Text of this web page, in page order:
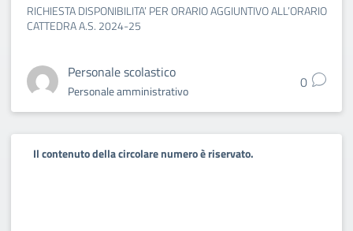
RICHIESTA DISPONIBILITA’ PER ORARIO AGGIUNTIVO ALL’ORARIO
CATTEDRA A.S. 2024-25
Personale scolastico
Personale amministrativo 0
Il contenuto della circolare numero è riservato.